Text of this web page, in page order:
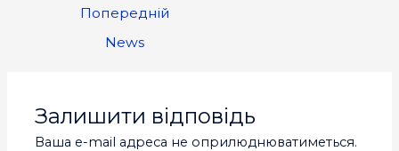
Попередній
News
Залишити відповідь
Ваша e-mail адреса не оприлюднюватиметься.